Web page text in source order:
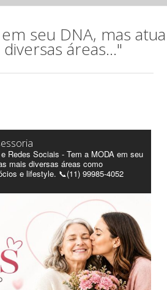
seu DNA, mas atua
áreas..."
Redes Sociais - Tem a MODA em seu
mais diversas áreas como
e lifestyle. 📞(11) 99985-4052